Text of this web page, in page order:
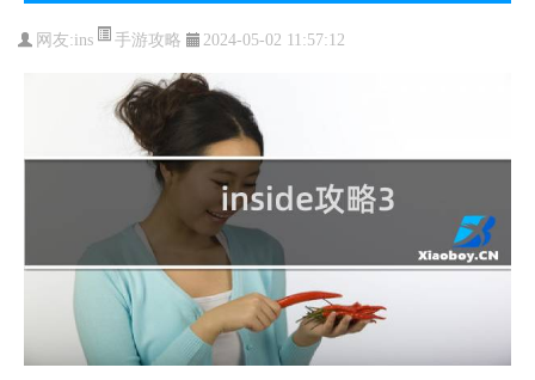
网友:ins 手游攻略 2024-05-02 11:57:12